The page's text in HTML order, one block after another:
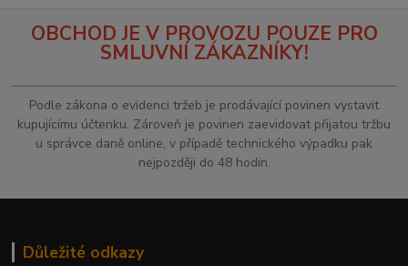
OBCHOD JE V PROVOZU POUZE PRO
SMLUVNÍ ZÁKAZNÍKY!
Podle zákona o evidenci tržeb je prodávající povinen vystavit
kupujícímu účtenku. Zároveň je povinen zaevidovat přijatou tržbu
u správce daně online, v případě technického výpadku pak
nejpozději do 48 hodin.
Důležité odkazy